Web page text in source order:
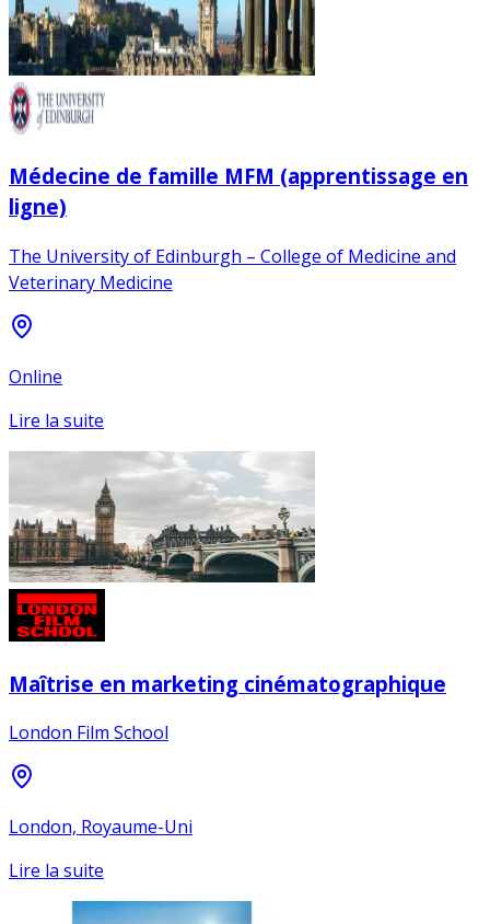
Médecine de famille MFM (apprentissage en
ligne)
The University of Edinburgh – College of Medicine and
Veterinary Medicine
Online
Lire la suite
Maîtrise en marketing cinématographique
London Film School
London, Royaume-Uni
Lire la suite